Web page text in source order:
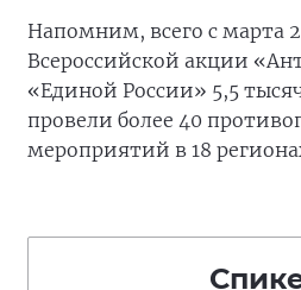
Напомним, всего с марта
Всероссийской акции
«Единой России» 5,5
провели более 40
мероприятий в 18